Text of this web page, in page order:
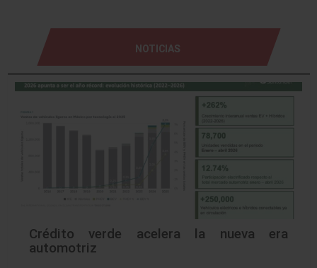
NOTICIAS
Crédito verde acelera la nueva era
automotriz